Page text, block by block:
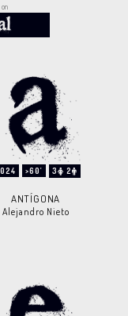
>60' 3 2
ANTÍGONA
Alejandro Nieto